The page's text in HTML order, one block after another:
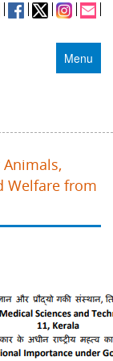
Menu
Welfare from